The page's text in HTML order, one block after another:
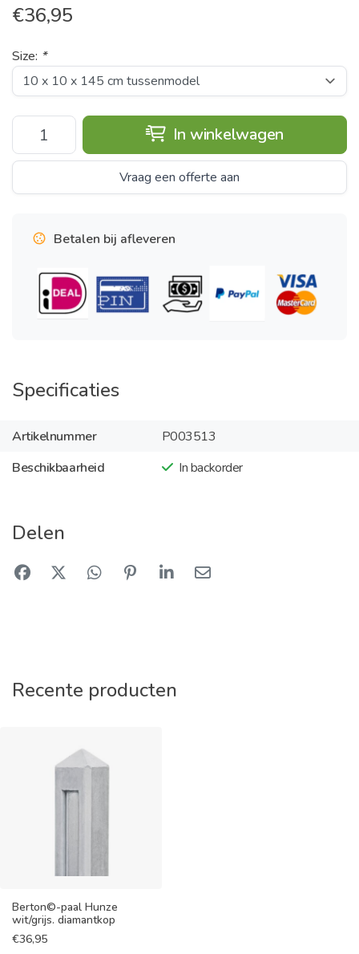
€36,95
Size: *
In winkelwagen
Vraag een offerte aan
Betalen bij afleveren
Specificaties
Artikelnummer
P003513
Beschikbaarheid
In backorder
Delen
Recente producten
Berton©-paal Hunze
wit/grijs. diamantkop
€36,95